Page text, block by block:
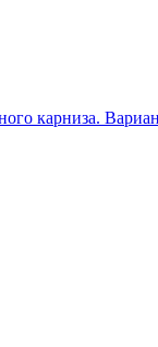
карниза.